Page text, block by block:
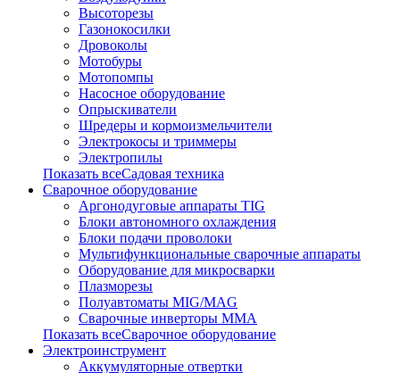
Высоторезы
Газонокосилки
Дровоколы
Мотобуры
Мотопомпы
Насосное оборудование
Опрыскиватели
Шредеры и кормоизмельчители
Электрокосы и триммеры
Электропилы
Показать всеСадовая техника
Сварочное оборудование
Аргонодуговые аппараты TIG
Блоки автономного охлаждения
Блоки подачи проволоки
Мультифункциональные сварочные аппараты
Оборудование для микросварки
Плазморезы
Полуавтоматы MIG/MAG
Сварочные инверторы ММА
Показать всеСварочное оборудование
Электроинструмент
Аккумуляторные отвертки